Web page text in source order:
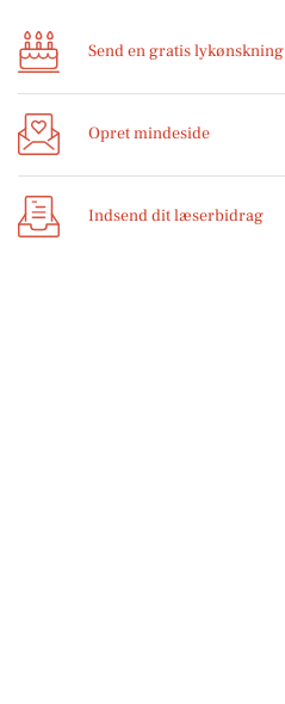
Send en gratis lykønskning
Opret mindeside
Indsend dit læserbidrag